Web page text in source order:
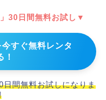
30日間無料お試し▼
すぐ無料レンタ
！
間無料お試しになりま